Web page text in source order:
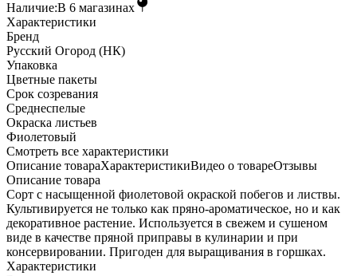
Наличие:В 6 магазинах
Характеристики
Бренд
Русский Огород (НК)
Упаковка
Цветные пакеты
Срок созревания
Среднеспелые
Окраска листьев
Фиолетовый
Cмотреть все характеристики
Описание товараХарактеристикиВидео о товареОтзывы
Описание товара
Сорт с насыщенной фиолетовой окраской побегов и листвы.
Культивируется не только как пряно-ароматическое, но и как
декоративное растение. Используется в свежем и сушеном
виде в качестве пряной приправы в кулинарии и при
консервировании. Пригоден для выращивания в горшках.
Характеристики